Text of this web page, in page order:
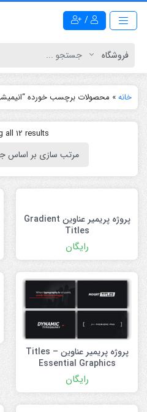
/
خانه» محصولات برچسب خورده
all 12 results
پروژه پریمیر عناوین Gradient
Titles
رایگان
پروژه پریمیر عناوین Titles –
Essential Graphics
رایگان